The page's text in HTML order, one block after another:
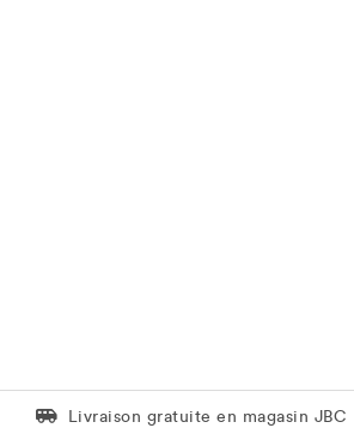
Livraison gratuite en magasin JBC
Livraison gratuite en magasin JBC